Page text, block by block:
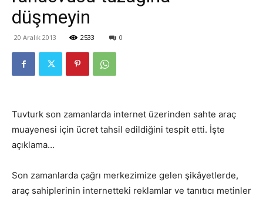
düşmeyin
20 Aralık 2013 2533 0
Tuvturk son zamanlarda internet üzerinden sahte araç
muayenesi için ücret tahsil edildiğini tespit etti. İşte
açıklama…
Son zamanlarda çağrı merkezimize gelen şikâyetlerde,
araç sahiplerinin internetteki reklamlar ve tanıtıcı metinler